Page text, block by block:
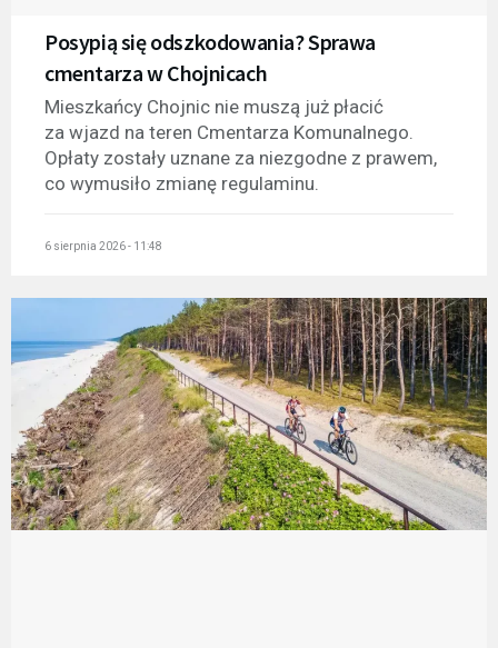
Posypią się odszkodowania? Sprawa
cmentarza w Chojnicach
Mieszkańcy Chojnic nie muszą już płacić
za wjazd na teren Cmentarza Komunalnego.
Opłaty zostały uznane za niezgodne z prawem,
co wymusiło zmianę regulaminu.
6 sierpnia 2026 - 11:48